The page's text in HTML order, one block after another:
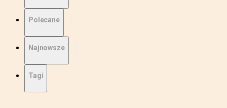
Polecane
Najnowsze
Tagi